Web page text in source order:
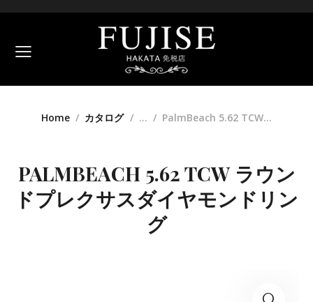
PALMBEACH 5.62 TCW ラウン
ドプレクサスダイヤモンドリン
グ
Home カタログ ... PalmBeach 5.62 TCW...